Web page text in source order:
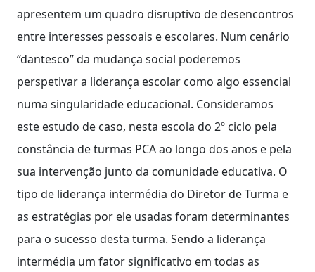
apresentem um quadro disruptivo de desencontros
entre interesses pessoais e escolares. Num cenário
“dantesco” da mudança social poderemos
perspetivar a liderança escolar como algo essencial
numa singularidade educacional. Consideramos
este estudo de caso, nesta escola do 2º ciclo pela
constância de turmas PCA ao longo dos anos e pela
sua intervenção junto da comunidade educativa. O
tipo de liderança intermédia do Diretor de Turma e
as estratégias por ele usadas foram determinantes
para o sucesso desta turma. Sendo a liderança
intermédia um fator significativo em todas as